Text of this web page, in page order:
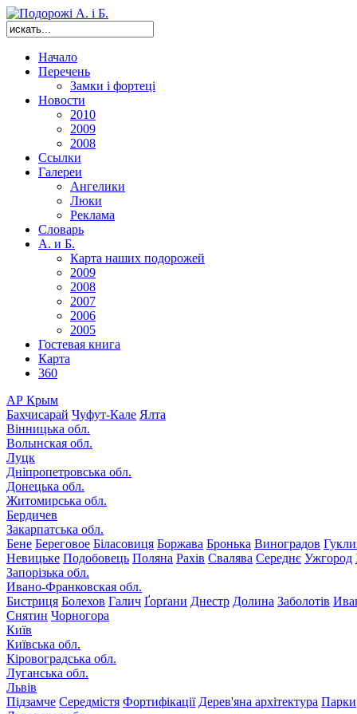
Начало
Перечень
Замки і фортеці
Новости
2010
2009
2008
Ссылки
Галереи
Ангелики
Люки
Реклама
Словарь
А. и Б.
Карта наших подорожей
2009
2008
2007
2006
2005
Гостевая книга
Карта
360
АР Крым
Бахчисарай Чуфут-Кале Ялта
Вінницька обл.
Волынская обл.
Луцк
Дніпропетровська обл.
Донецька обл.
Житомирська обл.
Бердичев
Закарпатська обл.
Бене Береговое Біласовиця Боржава Бронька Виноградов
Невицьке Подобовець Поляна Рахів Свалява Середнє Ужгород
Запорізька обл.
Ивано-Франковская обл.
Бистриця Болехов Галич Ґорґани Днестр Долина Заболотів
Снятин Чорногора
Київ
Київська обл.
Кіровоградська обл.
Луганська обл.
Львів
Підзамче Середмістя Фортифікації Дерев'яна архітектура Парки